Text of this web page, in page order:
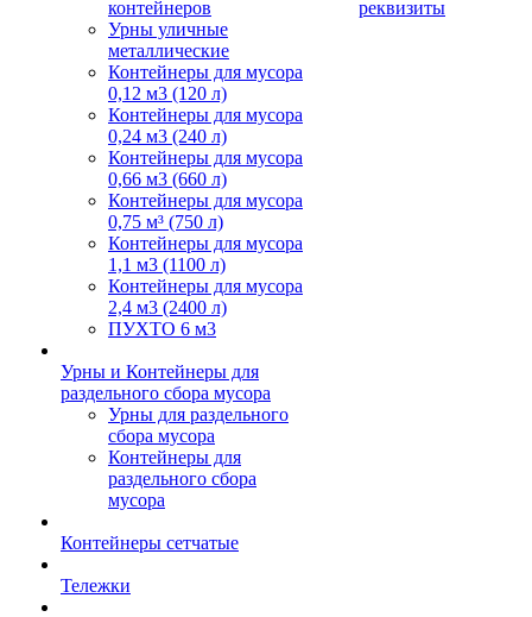
контейнеров
Урны уличные
металлические
Контейнеры для мусора
0,12 м3 (120 л)
Контейнеры для мусора
0,24 м3 (240 л)
Контейнеры для мусора
0,66 м3 (660 л)
Контейнеры для мусора
0,75 м³ (750 л)
Контейнеры для мусора
1,1 м3 (1100 л)
Контейнеры для мусора
2,4 м3 (2400 л)
ПУХТО 6 м3
Урны и Контейнеры для
раздельного сбора мусора
Урны для раздельного
сбора мусора
Контейнеры для
раздельного сбора
мусора
Контейнеры сетчатые
Тележки
реквизиты